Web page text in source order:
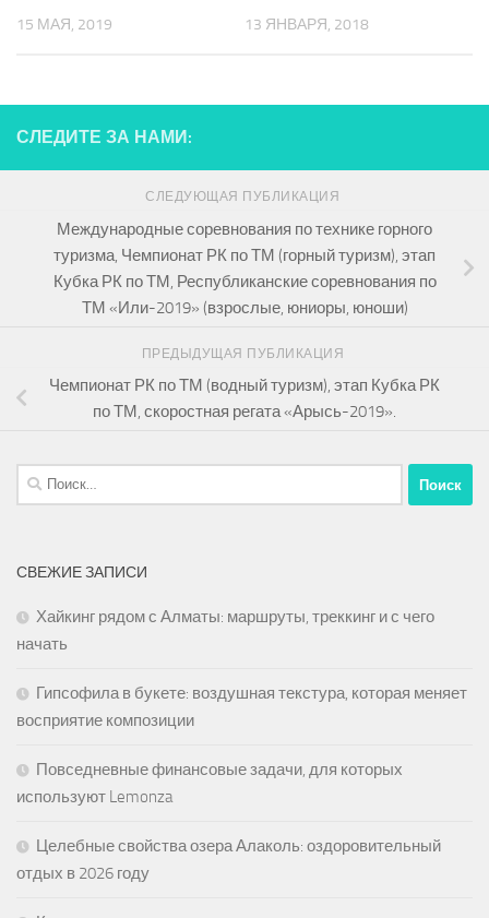
15 МАЯ, 2019 13 ЯНВАРЯ, 2018
СЛЕДИТЕ ЗА НАМИ:
СЛЕДУЮЩАЯ ПУБЛИКАЦИЯ
Международные соревнования по технике горного
туризма, Чемпионат РК по ТМ (горный туризм), этап
Кубка РК по ТМ, Республиканские соревнования по
ТМ «Или-2019» (взрослые, юниоры, юноши)
ПРЕДЫДУЩАЯ ПУБЛИКАЦИЯ
Чемпионат РК по ТМ (водный туризм), этап Кубка РК
по ТМ, скоростная регата «Арысь-2019».
Найти:
СВЕЖИЕ ЗАПИСИ
Хайкинг рядом с Алматы: маршруты, треккинг и с чего
начать
Гипсофила в букете: воздушная текстура, которая меняет
восприятие композиции
Повседневные финансовые задачи, для которых
используют Lemonza
Целебные свойства озера Алаколь: оздоровительный
отдых в 2026 году